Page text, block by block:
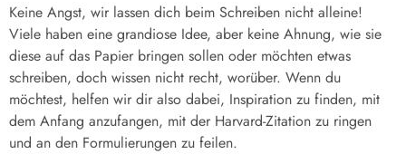
Keine Angst, wir lassen dich beim Schreiben nicht alleine!
Viele haben eine grandiose Idee, aber keine Ahnung, wie sie
diese auf das Papier bringen sollen oder möchten etwas
schreiben, doch wissen nicht recht, worüber. Wenn du
möchtest, helfen wir dir also dabei, Inspiration zu finden, mit
dem Anfang anzufangen, mit der Harvard-Zitation zu ringen
und an den Formulierungen zu feilen.